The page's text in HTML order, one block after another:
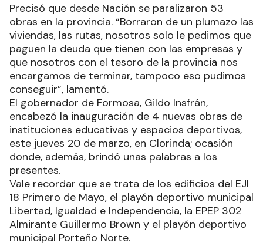
Precisó que desde Nación se paralizaron 53
obras en la provincia. “Borraron de un plumazo las
viviendas, las rutas, nosotros solo le pedimos que
paguen la deuda que tienen con las empresas y
que nosotros con el tesoro de la provincia nos
encargamos de terminar, tampoco eso pudimos
conseguir”, lamentó.
El gobernador de Formosa, Gildo Insfrán,
encabezó la inauguración de 4 nuevas obras de
instituciones educativas y espacios deportivos,
este jueves 20 de marzo, en Clorinda; ocasión
donde, además, brindó unas palabras a los
presentes.
Vale recordar que se trata de los edificios del EJI
18 Primero de Mayo, el playón deportivo municipal
Libertad, Igualdad e Independencia, la EPEP 302
Almirante Guillermo Brown y el playón deportivo
municipal Porteño Norte.